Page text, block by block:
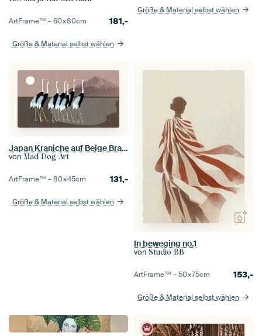
ArtFrame™ –60×80cm 181,-
Größe & Material selbst wählen
Größe & Material selbst wählen
Japan Kraniche auf Beige Braun
von Mad Dog Art
ArtFrame™ –80×45cm 131,-
Größe & Material selbst wählen
In beweging no.1
von Studio BB
ArtFrame™ –50×75cm 153,-
Größe & Material selbst wählen